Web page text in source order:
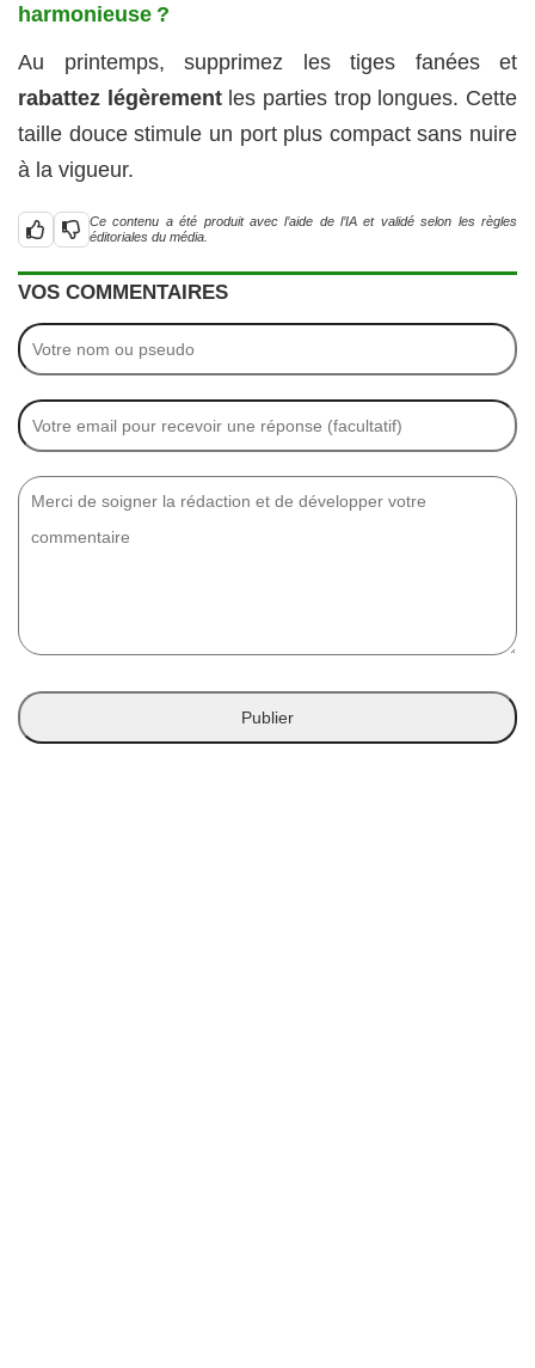
harmonieuse ?
Au printemps, supprimez les tiges fanées et
rabattez légèrementles parties trop longues. Cette
taille douce stimule un port plus compact sans nuire
à la vigueur.
Ce contenu a été produit avec l’aide de l’IA et validé selon les règles
éditoriales du média.
VOS COMMENTAIRES